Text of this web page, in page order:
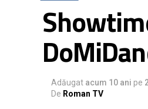
Adăugat acum 10 ani pe
De Roman TV